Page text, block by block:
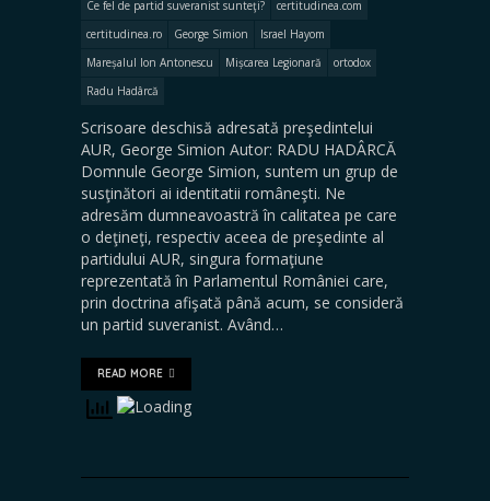
Ce fel de partid suveranist sunteţi?
certitudinea.com
certitudinea.ro
George Simion
Israel Hayom
Mareșalul Ion Antonescu
Mișcarea Legionară
ortodox
Radu Hadârcă
Scrisoare deschisă adresată preşedintelui
AUR, George Simion Autor: RADU HADÂRCĂ
Domnule George Simion, suntem un grup de
susţinători ai identitatii româneşti. Ne
adresăm dumneavoastră în calitatea pe care
o deţineţi, respectiv aceea de preşedinte al
partidului AUR, singura formaţiune
reprezentată în Parlamentul României care,
prin doctrina afişată până acum, se consideră
un partid suveranist. Având…
READ MORE